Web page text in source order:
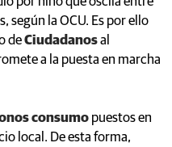
según la OCU. Es por ello
deCiudadanosal
a la puesta en marcha
consumo puestos en
local. De esta forma,